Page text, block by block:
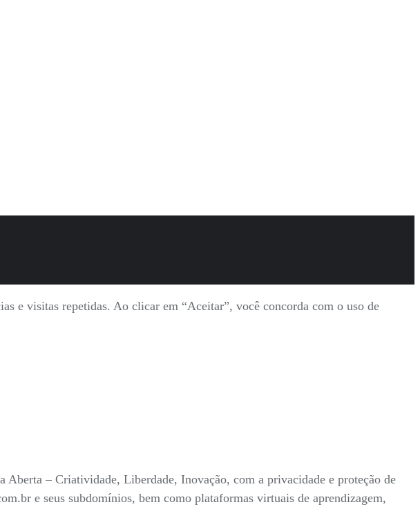
e visitas repetidas. Ao clicar em “Aceitar”, você concorda com o uso de
– Criatividade, Liberdade, Inovação, com a privacidade e proteção de
e seus subdomínios, bem como plataformas virtuais de aprendizagem,